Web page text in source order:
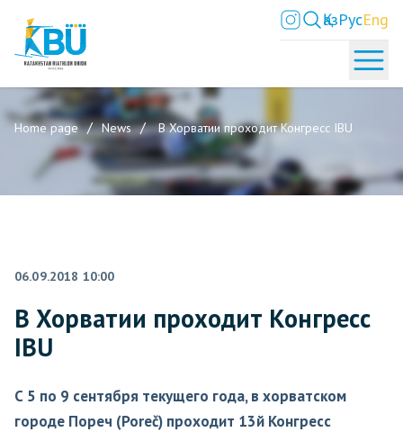
ҚазРусEng
Home page News В Хорватии проходит Конгресс IBU
06.09.2018 10:00
В Хорватии проходит Конгресс
IBU
С 5 по 9 сентября текущего года, в хорватском
городе Пореч (Poreč) проходит 13й Конгресс